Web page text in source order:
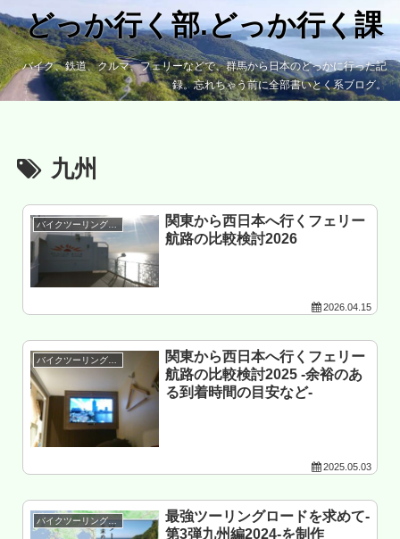
どっか行く部.どっか行く課
バイク、鉄道、クルマ、フェリーなどで、群馬から日本のどっかに行った記
録。忘れちゃう前に全部書いとく系ブログ。
九州
バイクツーリング準備
関東から西日本へ行くフェリー
航路の比較検討2026
2026.04.15
バイクツーリング準備
関東から西日本へ行くフェリー
航路の比較検討2025 -余裕のあ
る到着時間の目安など-
2025.05.03
バイクツーリング準備
最強ツーリングロードを求めて-
第3弾九州編2024-を制作